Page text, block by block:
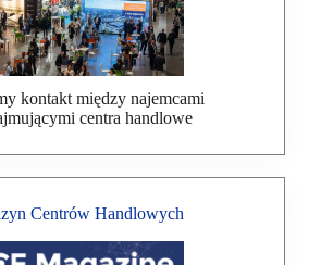
kontakt między najemcami
centra handlowe
Centrów Handlowych